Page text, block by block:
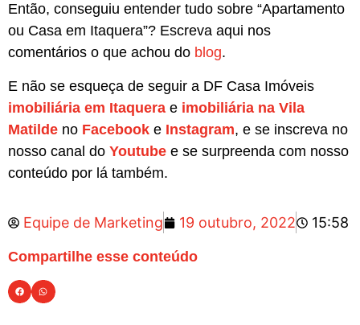
Então, conseguiu entender tudo sobre “Apartamento
ou Casa em Itaquera”? Escreva aqui nos
comentários o que achou do blog.
E não se esqueça de seguir a DF Casa Imóveis
imobiliária em Itaquera e imobiliária na Vila
Matilde no Facebook e Instagram, e se inscreva no
nosso canal do Youtube e se surpreenda com nosso
conteúdo por lá também.
Equipe de Marketing 19 outubro, 2022 15:58
Compartilhe esse conteúdo